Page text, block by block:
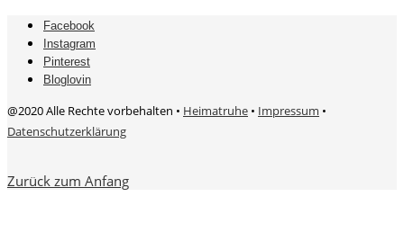
Facebook
Instagram
Pinterest
Bloglovin
@2020 Alle Rechte vorbehalten • Heimatruhe • Impressum •
Datenschutzerklärung
Zurück zum Anfang